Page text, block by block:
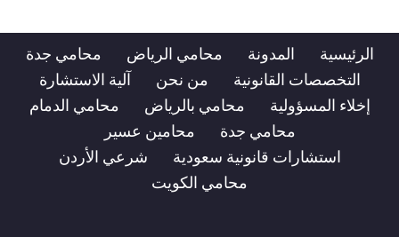
الرئيسية المدونة محامي الرياض
محامي جدة
التخصصات القانونية
من نحن
آلية الاستشارة
إخلاء المسؤولية
محامي بالرياض
محامي الدمام
محامي جدة
محامين عسير
استشارات قانونية سعودية
شرعي الأردن
محامي الكويت